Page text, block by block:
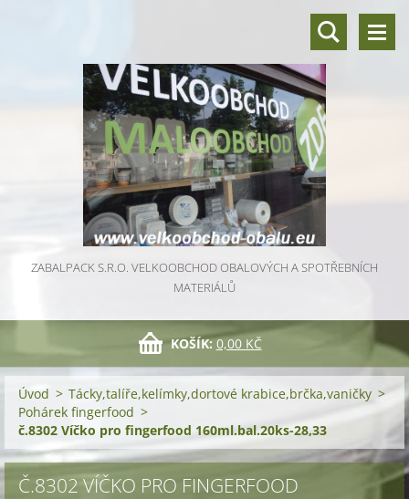
ZABALPACK S.R.O. VELKOOBCHOD OBALOVÝCH A SPOTŘEBNÍCH
MATERIÁLŮ
KOŠÍK: 0,00 KČ
Úvod > Tácky,talíře,kelímky,dortové krabice,brčka,vaničky >
Pohárek fingerfood >
č.8302 Víčko pro fingerfood 160ml.bal.20ks-28,33
Č.8302 VÍČKO PRO FINGERFOOD